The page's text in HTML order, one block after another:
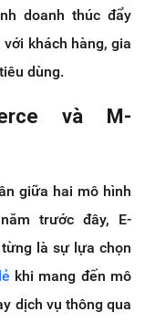
doanh thúc đẩy
khách hàng, gia
dùng.
và M-
giữa hai mô hình
trước đây, E-
là sự lựa chọn
khi mang đến mô
dịch vụ thông qua